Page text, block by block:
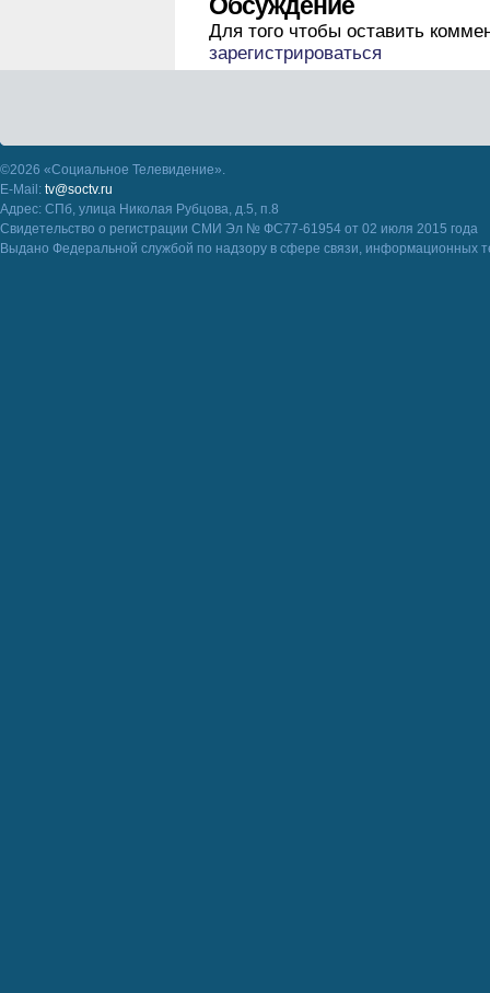
Для того чтобы оставить
зарегистрироваться
©2026 «Социальное Телевидение».
E-Mail: tv@soctv.ru
Адрес: СПб, улица Николая Рубцова, д.5, п.8
Свидетельство о регистрации СМИ Эл № ФС77-61954 от 02 июля 2015 года
Выдано Федеральной службой по надзору в сфере связи, информационных